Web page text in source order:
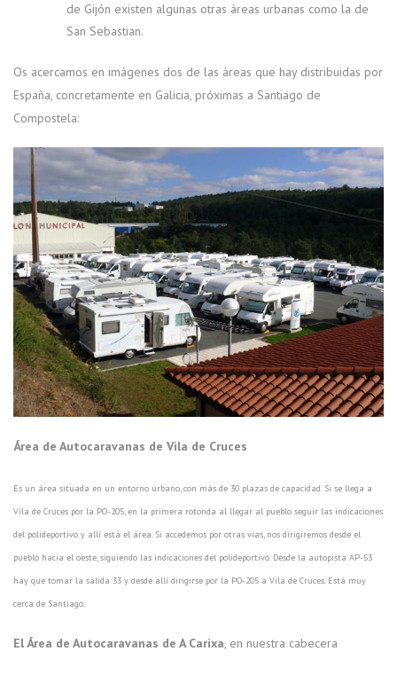
de Gijón existen algunas otras áreas urbanas como la de
San Sebastian.
Os acercamos en imágenes dos de las áreas que hay distribuidas por
España, concretamente en Galicia, próximas a Santiago de
Compostela:
Área de Autocaravanas de Vila de Cruces
Es un área situada en un entorno urbano, con más de 30 plazas de capacidad. Si se llega a
Vila de Cruces por la PO-205, en la primera rotonda al llegar al pueblo seguir las indicaciones
del polideportivo y allí está el área. Si accedemos por otras vías, nos dirigiremos desde el
pueblo hacia el oeste, siguiendo las indicaciones del polideportivo. Desde la autopista AP-53
hay que tomar la salida 33 y desde allí dirigirse por la PO-205 a Vila de Cruces. Está muy
cerca de Santiago.
El Área de Autocaravanas de A Carixa, en nuestra cabecera